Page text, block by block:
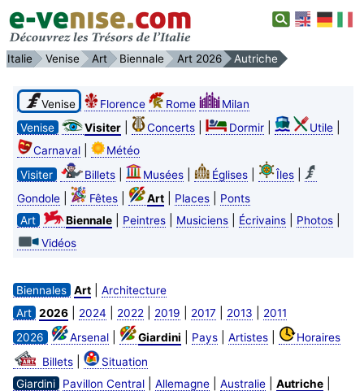
Italie Venise Art Biennale Art 2026 Autriche
Venise Florence Rome
Milan
Venise
Visiter| Concerts| Dormir| Utile|
Carnaval|
Météo
Visiter
Billets| Musées| Églises| Îles|
Gondole| Fêtes| Art| Places|
Ponts
Art
Biennale| Peintres| Musiciens| Écrivains| Photos|
Vidéos
Biennales Art| Architecture
Art 2026| 2024 2022 2019 2017 2013
2011
2026
Arsenal| Giardini Pays| Artistes|
Horaires
Billets|
Situation
Giardini
Pavillon Central| Allemagne| Australie| Autriche|